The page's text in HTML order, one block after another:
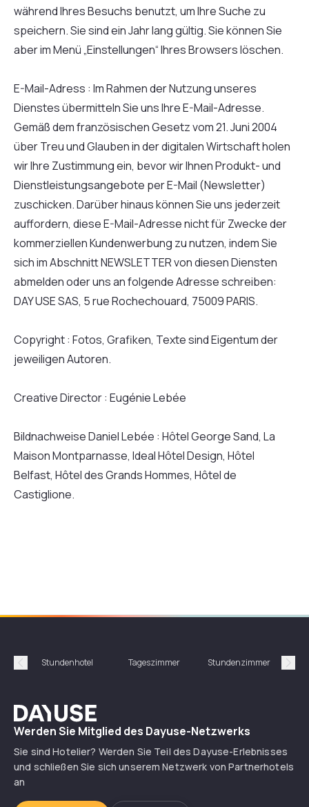
während Ihres Besuchs benutzt, um Ihre Suche zu
speichern. Sie sind ein Jahr lang gültig. Sie können Sie
aber im Menü „Einstellungen“ Ihres Browsers löschen.
E-Mail-Adress : Im Rahmen der Nutzung unseres
Dienstes übermitteln Sie uns Ihre E-Mail-Adresse.
Gemäß dem französischen Gesetz vom 21. Juni 2004
über Treu und Glauben in der digitalen Wirtschaft holen
wir Ihre Zustimmung ein, bevor wir Ihnen Produkt- und
Dienstleistungsangebote per E-Mail (Newsletter)
zuschicken. Darüber hinaus können Sie uns jederzeit
auffordern, diese E-Mail-Adresse nicht für Zwecke der
kommerziellen Kundenwerbung zu nutzen, indem Sie
sich im Abschnitt NEWSLETTER von diesen Diensten
abmelden oder uns an folgende Adresse schreiben:
DAY USE SAS, 5 rue Rochechouard, 75009 PARIS.
Copyright : Fotos, Grafiken, Texte sind Eigentum der
jeweiligen Autoren.
Creative Director : Eugénie Lebée
Bildnachweise Daniel Lebée : Hôtel George Sand, La
Maison Montparnasse, Ideal Hôtel Design, Hôtel
Belfast, Hôtel des Grands Hommes, Hôtel de
Castiglione.
Précédent
Stundenhotel Tageszimmer Stundenzimmer
Dayuse
Werden Sie Mitglied des Dayuse-Netzwerks
Sie sind Hotelier? Werden Sie Teil des Dayuse-Erlebnisses
und schließen Sie sich unserem Netzwerk von Partnerhotels
an